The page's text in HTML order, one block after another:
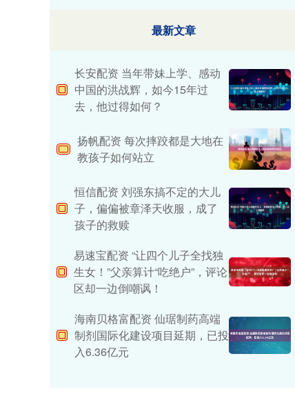
最新文章
长安配资 当年带妹上学、感动
中国的洪战辉，如今15年过
去，他过得如何？
扬帆配资 每次摔跤都是大地在
教孩子如何站立
恒信配资 刘强东搞不定的大儿
子，偏偏被章泽天收服，成了
孩子的救赎
易速宝配资 “让四个儿子全找独
生女！”父亲算计“吃绝户”，评论
区却一边倒嘲讽！
海南贝格富配资 仙琚制药高端
制剂国际化建设项目延期，已投
入6.36亿元